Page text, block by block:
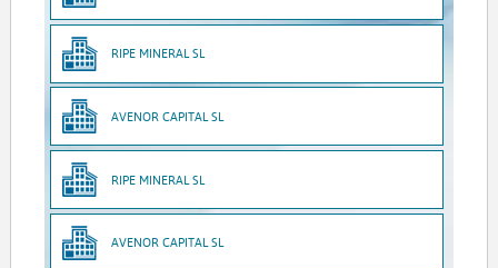
RIPE MINERAL SL
AVENOR CAPITAL SL
RIPE MINERAL SL
AVENOR CAPITAL SL